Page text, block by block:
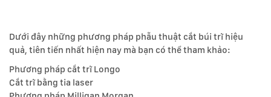
Dưới đây những phương pháp phẫu thuật cắt búi trĩ hiệu
quả, tiên tiến nhất hiện nay mà bạn có thể tham khảo:
Phương pháp cắt trĩ Longo
Cắt trĩ bằng tia laser